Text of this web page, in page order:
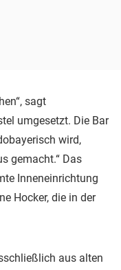
sagt
umgesetzt. Die Bar
wird,
gemacht.“ Das
Inneneinrichtung
Hocker, die in der
aus alten